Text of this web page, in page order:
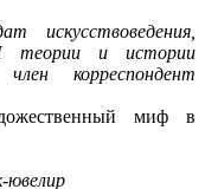
искусствоведения,
теории и истории
корреспондент
миф в
ювелир